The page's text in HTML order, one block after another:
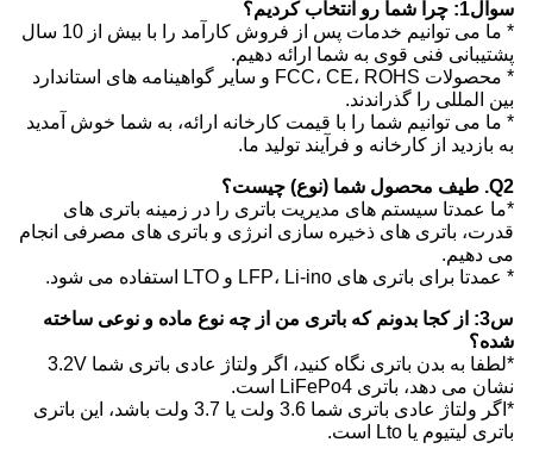
سوال1: چرا شما رو انتخاب کردیم؟
* ما می توانیم خدمات پس از فروش کارآمد را با بیش از 10 سال
پشتیبانی فنی قوی به شما ارائه دهیم.
* محصولات FCC، CE، ROHS و سایر گواهینامه های استاندارد
بین المللی را گذراندند.
* ما می توانیم شما را با قیمت کارخانه ارائه، به شما خوش آمدید
به بازدید از کارخانه و فرآیند تولید ما.
Q2. طیف محصول شما (نوع) چیست؟
*ما عمدتا سیستم های مدیریت باتری را در زمینه باتری های
قدرت، باتری های ذخیره سازی انرژی و باتری های مصرفی انجام
می دهیم.
* عمدتا برای باتری های LFP، Li-ino و LTO استفاده می شود.
س3: از کجا بدونم که باتری من از چه نوع ماده و نوعی ساخته
شده؟
*لطفا به بدن باتری نگاه کنید، اگر ولتاژ عادی باتری شما 3.2V
نشان می دهد، باتری LiFePo4 است.
*اگر ولتاژ عادی باتری شما 3.6 ولت یا 3.7 ولت باشد، این باتری
باتری لیتیوم یا Lto است.